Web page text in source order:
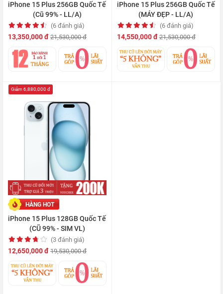
iPhone 15 Plus 256GB Quốc Tế
(Cũ 99% - LL/A)
(6 đánh giá)
13,350,000 đ 21,530,000 đ
iPhone 15 Plus 256GB Quốc Tế
(MÁY ĐẸP - LL/A)
(6 đánh giá)
14,550,000 đ 21,530,000 đ
HÀNG HOT
iPhone 15 Plus 128GB Quốc Tế
(CŨ 99% - SIM VL)
(3 đánh giá)
12,650,000 đ 19,530,000 đ
Giảm 6,880,000 đ